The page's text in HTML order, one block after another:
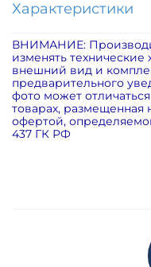
Характеристики
ВНИМАНИЕ:
изменять
внешний вид и
предварительного
фото может
товарах, размещенная
офертой,
437 ГК РФ